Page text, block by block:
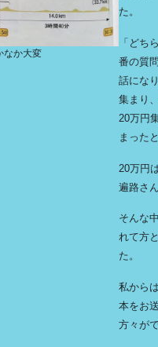
なか大変
た。
「どち
番の質
話にな
集まり
20万円
まった
20万円
遍路さ
そんな
れて方
た。
私から
本をお
方々が